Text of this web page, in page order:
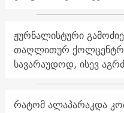
ჟურნალისტური
თაღლითურ
სავარაუდოდ, ისევ
რატომ ალაპარაკდა